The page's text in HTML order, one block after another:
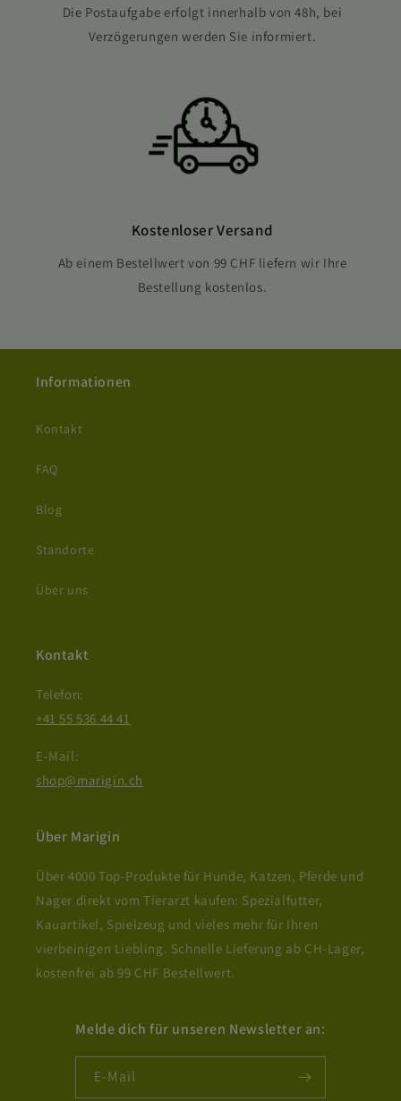
Die Postaufgabe erfolgt innerhalb von 48h, bei
Verzögerungen werden Sie informiert.
Kostenloser Versand
Ab einem Bestellwert von 99 CHF liefern wir Ihre
Bestellung kostenlos.
Informationen
Kontakt
FAQ
Blog
Standorte
Über uns
Kontakt
Telefon:
+41 55 536 44 41
E-Mail:
shop@marigin.ch
Über Marigin
Über 4000 Top-Produkte für Hunde, Katzen, Pferde und
Nager direkt vom Tierarzt kaufen: Spezialfutter,
Kauartikel, Spielzeug und vieles mehr für Ihren
vierbeinigen Liebling. Schnelle Lieferung ab CH-Lager,
kostenfrei ab 99 CHF Bestellwert.
Melde dich für unseren Newsletter an:
E-Mail